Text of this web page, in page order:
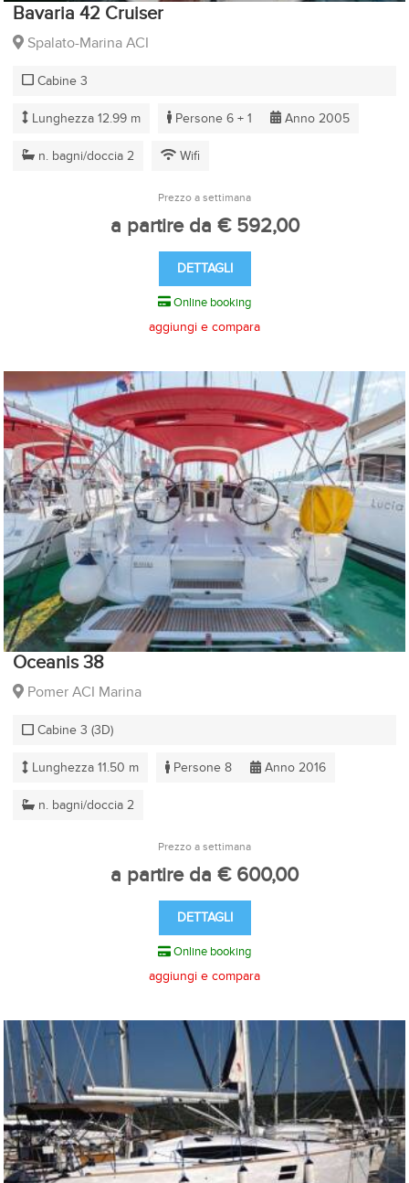
Bavaria 42 Cruiser
Spalato-Marina ACI
Cabine 3
Lunghezza 12.99 m Persone 6 + 1 Anno 2005
n. bagni/doccia 2 Wifi
Prezzo a settimana
a partire da € 592,00
DETTAGLI
Online booking
aggiungi e compara
Oceanis 38
Pomer ACI Marina
Cabine 3 (3D)
Lunghezza 11.50 m Persone 8 Anno 2016
n. bagni/doccia 2
Prezzo a settimana
a partire da € 600,00
DETTAGLI
Online booking
aggiungi e compara